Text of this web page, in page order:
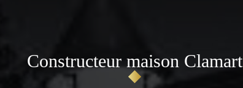
Constructeur maison Clamart